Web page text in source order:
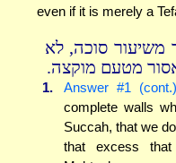
even if it is merely a
משיעור סוכה, לא
מטעם מוקצה.
1. Answer #1
complete walls
Succah, that we
that excess